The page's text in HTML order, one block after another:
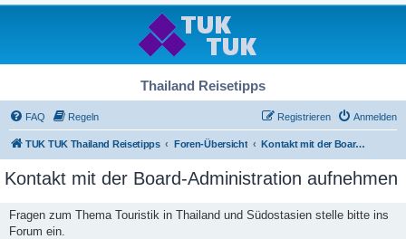
Thailand Reisetipps
FAQ Regeln Anmelden
Registrieren
TUK TUK Thailand Reisetipps Foren-Übersicht Kontakt mit der Board-Administration aufnehmen
Kontakt mit der Board-Administration aufnehmen
Fragen zum Thema Touristik in Thailand und Südostasien stelle bitte ins
Forum ein.